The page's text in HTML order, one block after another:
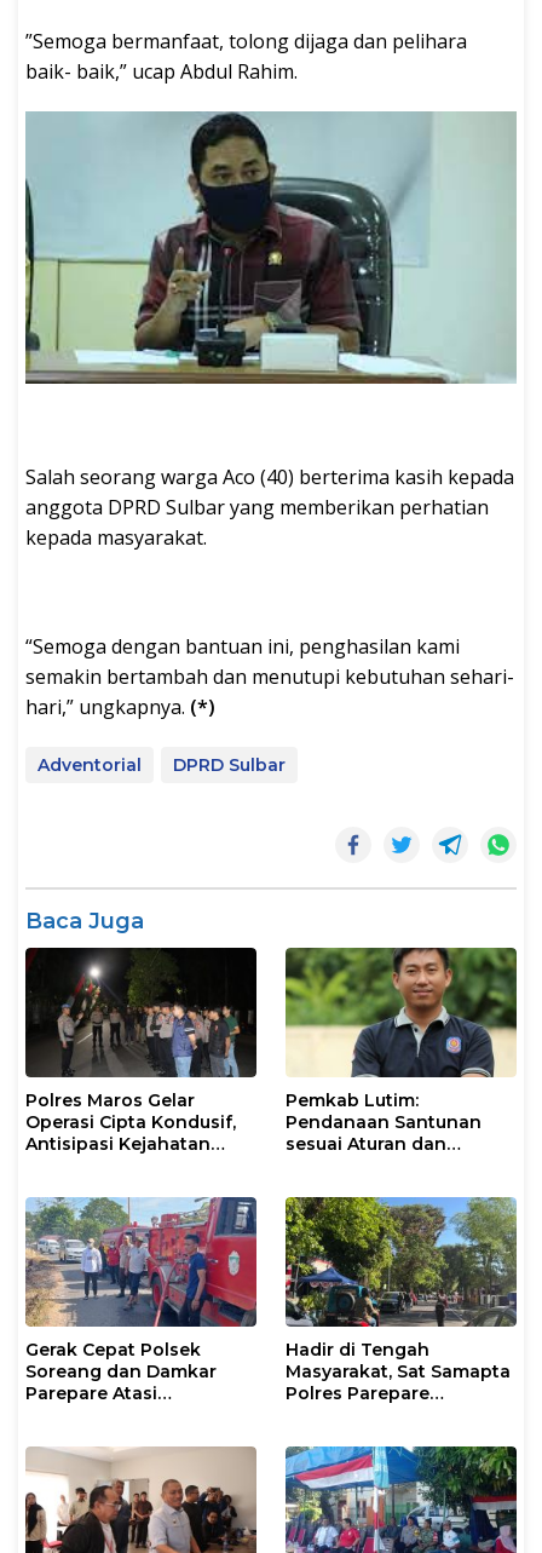
”Semoga bermanfaat, tolong dijaga dan pelihara
baik- baik,” ucap Abdul Rahim.
Salah seorang warga Aco (40) berterima kasih kepada
anggota DPRD Sulbar yang memberikan perhatian
kepada masyarakat.
“Semoga dengan bantuan ini, penghasilan kami
semakin bertambah dan menutupi kebutuhan sehari-
hari,” ungkapnya. (*)
Adventorial DPRD Sulbar
Baca Juga
Polres Maros Gelar
Operasi Cipta Kondusif,
Antisipasi Kejahatan
Pemkab Lutim:
Pendanaan Santunan
sesuai Aturan dan
Gerak Cepat Polsek
Soreang dan Damkar
Parepare Atasi
Hadir di Tengah
Masyarakat, Sat Samapta
Polres Parepare